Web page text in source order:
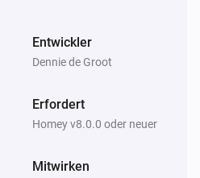
Entwickler
Dennie de Groot
Erfordert
Homey v8.0.0 oder neuer
Mitwirken